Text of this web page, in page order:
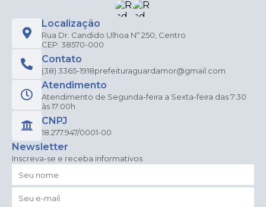
Localização
Rua Dr. Candido Ulhoa Nº 250, Centro
CEP: 38570-000
Contato
(38) 3365-1918prefeituraguardamor@gmail.com
Atendimento
Atendimento de Segunda-feira a Sexta-feira das 7:30
às 17:00h
CNPJ
18.277.947/0001-00
Newsletter
Inscreva-se e receba informativos